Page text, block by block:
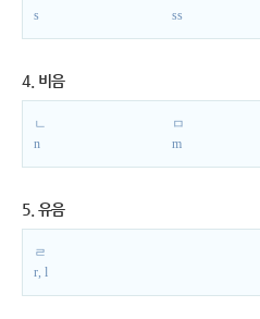
s
ss
4. 비음
ㄴ
n
ㅁ
m
5. 유음
ㄹ
r, l